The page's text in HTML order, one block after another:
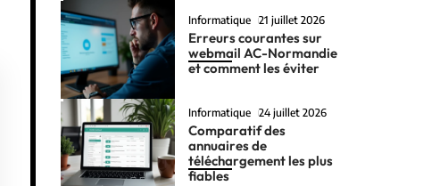
Informatique 21 juillet 2026
Erreurs courantes sur
webmail AC-Normandie
et comment les éviter
Informatique 24 juillet 2026
Comparatif des
annuaires de
téléchargement les plus
fiables